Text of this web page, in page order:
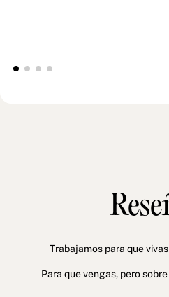
Trabajamos para que
Para que vengas, pero